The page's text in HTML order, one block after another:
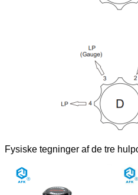
Fysiske tegninger af de tre